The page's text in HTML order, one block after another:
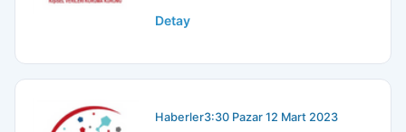
Detay
Haberler3:30 Pazar 12 Mart 2023